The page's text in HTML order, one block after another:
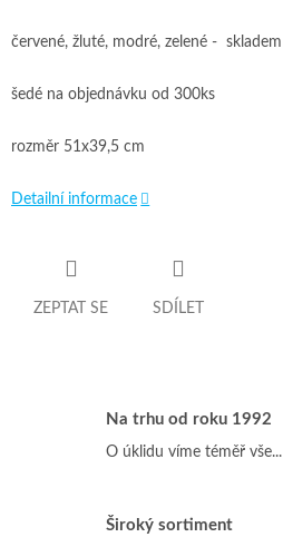
červené, žluté, modré, zelené - skladem
šedé na objednávku od 300ks
rozměr 51x39,5 cm
Detailní informace
ZEPTAT SE SDÍLET
Na trhu od roku 1992
O úklidu víme téměř vše...
Široký sortiment